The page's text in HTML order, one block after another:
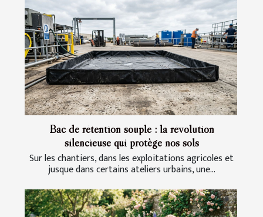
Bac de rétention souple : la révolution
silencieuse qui protège nos sols
Sur les chantiers, dans les exploitations agricoles et
jusque dans certains ateliers urbains, une...